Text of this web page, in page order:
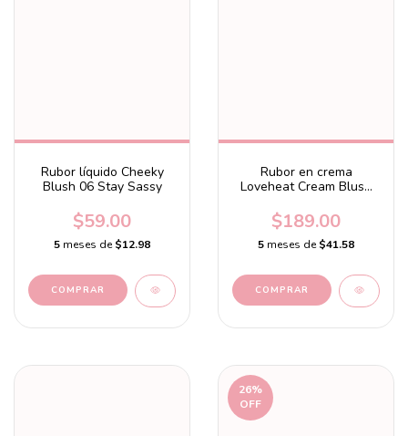
Rubor líquido Cheeky
Blush 06 Stay Sassy
$59.00
5 meses de$12.98
Rubor en crema
Loveheat Cream Blush
$189.00
5 meses de$41.58
26%
OFF